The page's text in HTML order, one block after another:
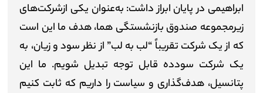
ابراهیمی در پایان ابراز داشت: به‌عنوان یکی ازشرکت‌های
زیرمجموعه صندوق بازنشستگی هما، هدف ما این است
که از یک شرکت تقریباً “لب به لب” از نظر سود و زیان، به
یک شرکت سودده قابل توجه تبدیل شویم. ما این
پتانسیل، هدف‌گذاری و سیاست را داریم که ثابت کنیم